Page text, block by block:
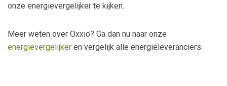
onze energievergelijker te kijken.
Meer weten over Oxxio? Ga dan nu naar onze
energievergelijker en vergelijk alle energieleveranciers.